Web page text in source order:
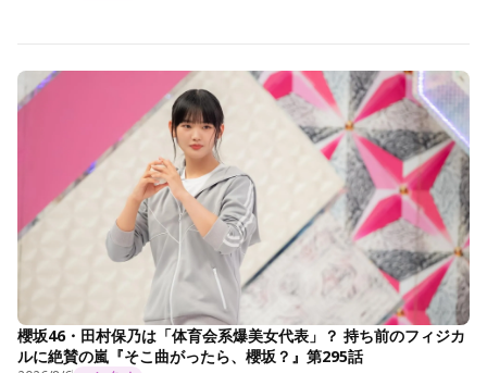
櫻坂46・田村保乃は「体育会系爆美女代表」？ 持ち前のフィジカ
ルに絶賛の嵐『そこ曲がったら、櫻坂？』第295話